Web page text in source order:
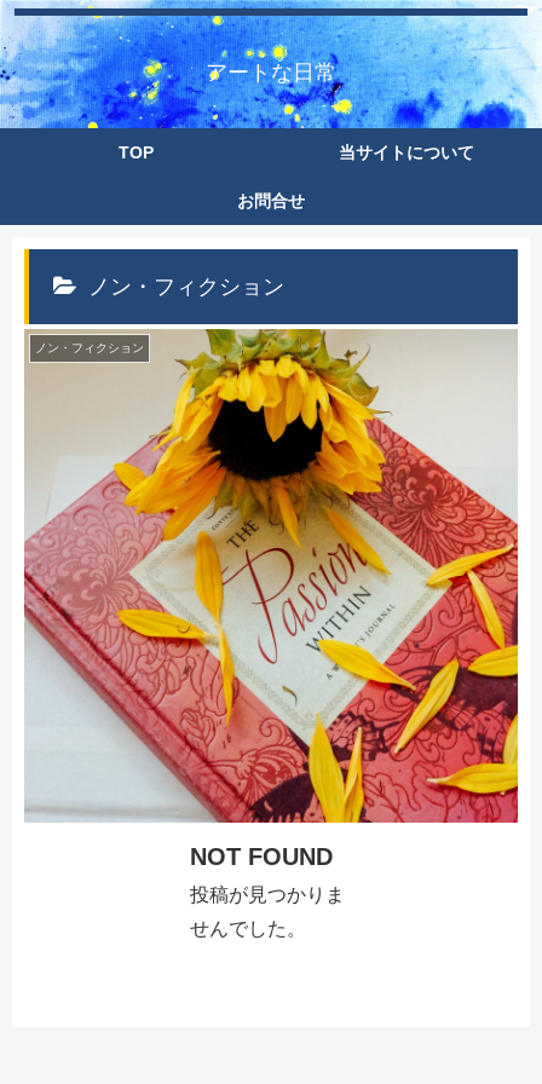
アートな日常
TOP 当サイトについて
お問合せ
ノン・フィクション
ノン・フィクション
NOT FOUND
投稿が見つかりま
せんでした。